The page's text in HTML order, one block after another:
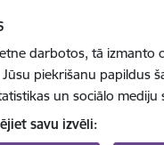
darbotos, tā izmanto
piekrišanu papildus
un sociālo mediju
savu izvēli: